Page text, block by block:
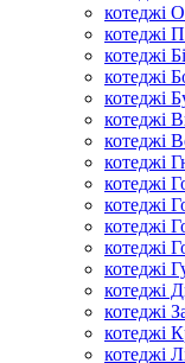
котеджі
котеджі
котеджі
котеджі
котеджі
котеджі
котеджі
котеджі
котеджі
котеджі
котеджі
котеджі
котеджі
котеджі
котеджі
котеджі
котеджі